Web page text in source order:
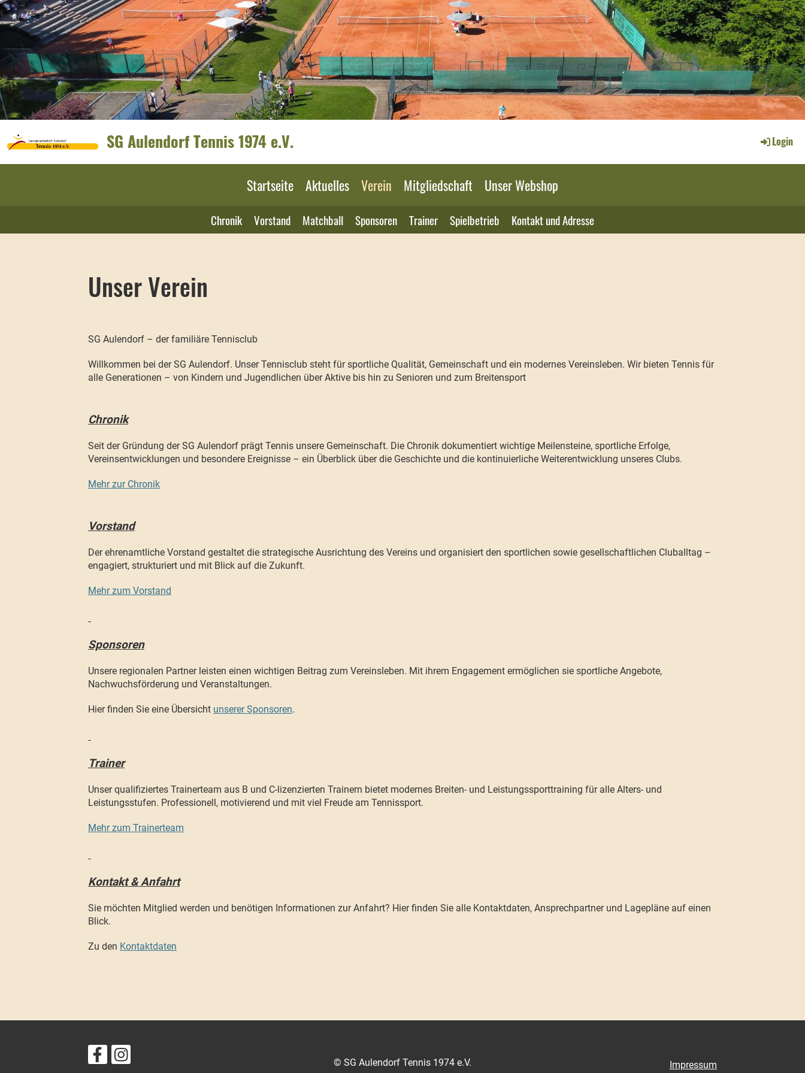
SG Aulendorf Tennis 1974 e.V. Login
Startseite Aktuelles Verein Mitgliedschaft Unser Webshop
Chronik Vorstand Matchball Sponsoren Trainer Spielbetrieb Kontakt und Adresse
Unser Verein
SG Aulendorf – der familiäre Tennisclub
Willkommen bei der SG Aulendorf. Unser Tennisclub steht für sportliche Qualität, Gemeinschaft und ein modernes Vereinsleben. Wir bieten Tennis für
alle Generationen – von Kindern und Jugendlichen über Aktive bis hin zu Senioren und zum Breitensport
Chronik
Seit der Gründung der SG Aulendorf prägt Tennis unsere Gemeinschaft. Die Chronik dokumentiert wichtige Meilensteine, sportliche Erfolge,
Vereinsentwicklungen und besondere Ereignisse – ein Überblick über die Geschichte und die kontinuierliche Weiterentwicklung unseres Clubs.
Mehr zur Chronik
Vorstand
Der ehrenamtliche Vorstand gestaltet die strategische Ausrichtung des Vereins und organisiert den sportlichen sowie gesellschaftlichen Cluballtag –
engagiert, strukturiert und mit Blick auf die Zukunft.
Mehr zum Vorstand
Sponsoren
Unsere regionalen Partner leisten einen wichtigen Beitrag zum Vereinsleben. Mit ihrem Engagement ermöglichen sie sportliche Angebote,
Nachwuchsförderung und Veranstaltungen.
Hier finden Sie eine Übersicht unserer Sponsoren.
Trainer
Unser qualifiziertes Trainerteam aus B und C-lizenzierten Trainern bietet modernes Breiten- und Leistungssporttraining für alle Alters- und
Leistungsstufen. Professionell, motivierend und mit viel Freude am Tennissport.
Mehr zum Trainerteam
Kontakt & Anfahrt
Sie möchten Mitglied werden und benötigen Informationen zur Anfahrt? Hier finden Sie alle Kontaktdaten, Ansprechpartner und Lagepläne auf einen
Blick.
Zu den Kontaktdaten
© SG Aulendorf Tennis 1974 e.V. Impressum